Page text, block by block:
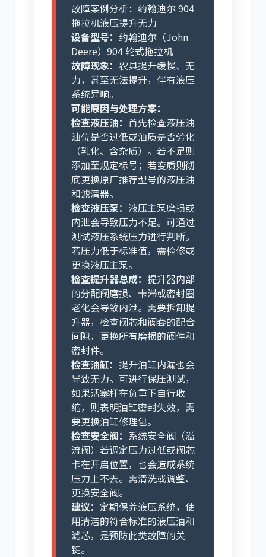
故障案例分析：约翰迪尔 904
拖拉机液压提升无力
设备型号： 约翰迪尔（John
Deere）904 轮式拖拉机
故障现象： 农具提升缓慢、无
力，甚至无法提升，伴有液压
系统异响。
可能原因与处理方案：
检查液压油： 首先检查液压油
油位是否过低或油质是否劣化
（乳化、含杂质）。若不足则
添加至规定标号；若变质则彻
底更换原厂推荐型号的液压油
和滤清器。
检查液压泵： 液压主泵磨损或
内泄会导致压力不足。可通过
测试液压系统压力进行判断。
若压力低于标准值，需检修或
更换液压主泵。
检查提升器总成： 提升器内部
的分配阀磨损、卡滞或密封圈
老化会导致内泄。需要拆卸提
升器，检查阀芯和阀套的配合
间隙，更换所有磨损的阀件和
密封件。
检查油缸： 提升油缸内漏也会
导致无力。可进行保压测试，
如果活塞杆在负重下自行收
缩，则表明油缸密封失效，需
要更换油缸修理包。
检查安全阀： 系统安全阀（溢
流阀）若调定压力过低或阀芯
卡在开启位置，也会造成系统
压力上不去。需清洗或调整、
更换安全阀。
建议： 定期保养液压系统，使
用清洁的符合标准的液压油和
滤芯，是预防此类故障的关
键。